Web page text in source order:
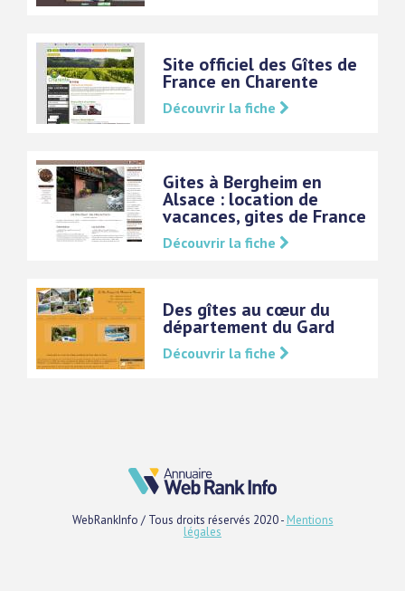
Site officiel des Gîtes de
France en Charente
Découvrir la fiche
Gites à Bergheim en
Alsace : location de
vacances, gites de France
Découvrir la fiche
Des gîtes au cœur du
département du Gard
Découvrir la fiche
WebRankInfo / Tous droits réservés 2020 - Mentions
légales